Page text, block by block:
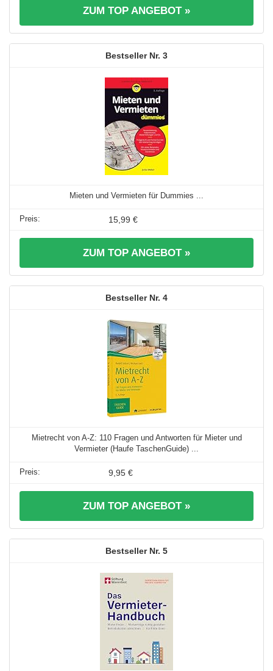
ZUM TOP ANGEBOT »
3
Mieten und Vermieten für Dummies ...
15,99 €
ZUM TOP ANGEBOT »
4
Mietrecht von A-Z: 110 Fragen und Antworten für Mieter und
Vermieter (Haufe TaschenGuide) ...
9,95 €
ZUM TOP ANGEBOT »
5